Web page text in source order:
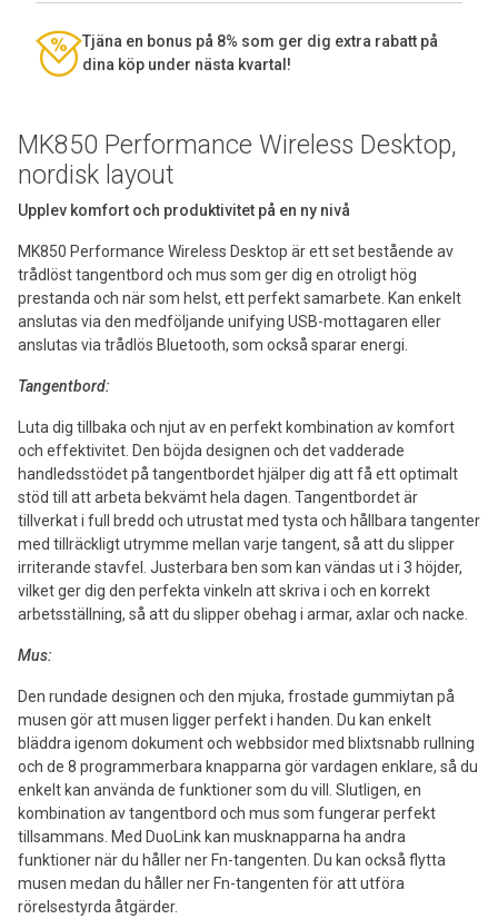
MK850 Performance Wireless Desktop,
nordisk layout
Upplev komfort och produktivitet på en ny nivå
MK850 Performance Wireless Desktop är ett set bestående av
trådlöst tangentbord och mus som ger dig en otroligt hög
prestanda och när som helst, ett perfekt samarbete. Kan enkelt
anslutas via den medföljande unifying USB-mottagaren eller
anslutas via trådlös Bluetooth, som också sparar energi.
Tangentbord:
Luta dig tillbaka och njut av en perfekt kombination av komfort
och effektivitet. Den böjda designen och det vadderade
handledsstödet på tangentbordet hjälper dig att få ett optimalt
stöd till att arbeta bekvämt hela dagen. Tangentbordet är
tillverkat i full bredd och utrustat med tysta och hållbara tangenter
med tillräckligt utrymme mellan varje tangent, så att du slipper
irriterande stavfel. Justerbara ben som kan vändas ut i 3 höjder,
vilket ger dig den perfekta vinkeln att skriva i och en korrekt
arbetsställning, så att du slipper obehag i armar, axlar och nacke.
Mus:
Den rundade designen och den mjuka, frostade gummiytan på
musen gör att musen ligger perfekt i handen. Du kan enkelt
bläddra igenom dokument och webbsidor med blixtsnabb rullning
och de 8 programmerbara knapparna gör vardagen enklare, så du
enkelt kan använda de funktioner som du vill. Slutligen, en
kombination av tangentbord och mus som fungerar perfekt
tillsammans. Med DuoLink kan musknapparna ha andra
funktioner när du håller ner Fn-tangenten. Du kan också flytta
musen medan du håller ner Fn-tangenten för att utföra
rörelsestyrda åtgärder.
Tjäna en bonus på 8% som ger dig extra rabatt på
dina köp under nästa kvartal!